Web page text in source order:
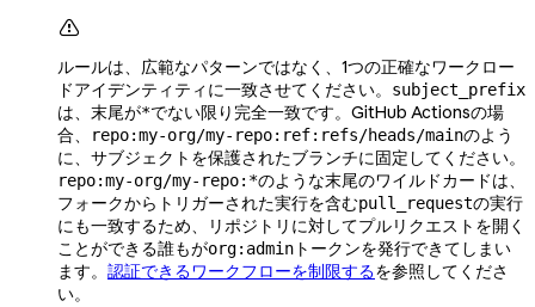

ルールは、広範なパターンではなく、1つの正確なワークロー
ドアイデンティティに一致させてください。
subject_prefix
は、末尾が*でない限り完全一致です。GitHub Actionsの場
合、
repo:my-org/my-repo:ref:refs/heads/mainのよう
に、サブジェクトを保護されたブランチに固定してください。
repo:my-org/my-repo:*のような末尾のワイルドカードは、
フォークからトリガーされた実行を含むpull_requestの実行
にも一致するため、リポジトリに対してプルリクエストを開く
ことができる誰もがorg:admin トークンを発行できてしまい
ます。 認証できるワークフローを制限するを参照してくださ
い。